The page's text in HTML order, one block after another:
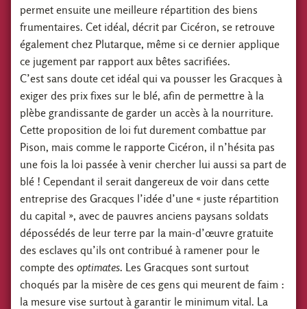
permet ensuite une meilleure répartition des biens
frumentaires. Cet idéal, décrit par Cicéron, se retrouve
également chez Plutarque, même si ce dernier applique
ce jugement par rapport aux bêtes sacrifiées.
C’est sans doute cet idéal qui va pousser les Gracques à
exiger des prix fixes sur le blé, afin de permettre à la
plèbe grandissante de garder un accès à la nourriture.
Cette proposition de loi fut durement combattue par
Pison, mais comme le rapporte Cicéron, il n’hésita pas
une fois la loi passée à venir chercher lui aussi sa part de
blé ! Cependant il serait dangereux de voir dans cette
entreprise des Gracques l’idée d’une « juste répartition
du capital », avec de pauvres anciens paysans soldats
dépossédés de leur terre par la main-d’œuvre gratuite
des esclaves qu’ils ont contribué à ramener pour le
compte desoptimates. Les Gracques sont surtout
choqués par la misère de ces gens qui meurent de faim :
la mesure vise surtout à garantir le minimum vital. La